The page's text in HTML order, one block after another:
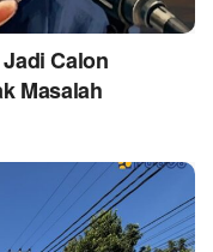
Calon
Masalah